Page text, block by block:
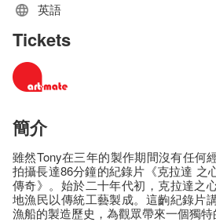
英語
Tickets
簡介
雖然Tony在三年的製作期間沒有任何
拍攝長達86分鐘的紀錄片《克拉達
傳奇》。始於二十年代初，克拉達之
地漁民以傳統工藝製成。這齣紀錄片
漁船的製造歷史，為觀眾帶來一個獨特